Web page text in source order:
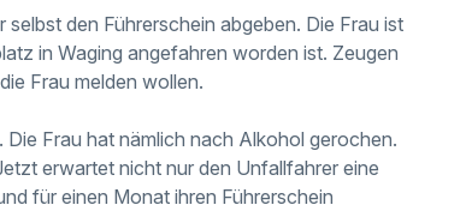
den Führerschein abgeben. Die Frau ist
in Waging angefahren worden ist. Zeugen
Frau melden wollen.
Frau hat nämlich nach Alkohol gerochen.
erwartet nicht nur den Unfallfahrer eine
für einen Monat ihren Führerschein